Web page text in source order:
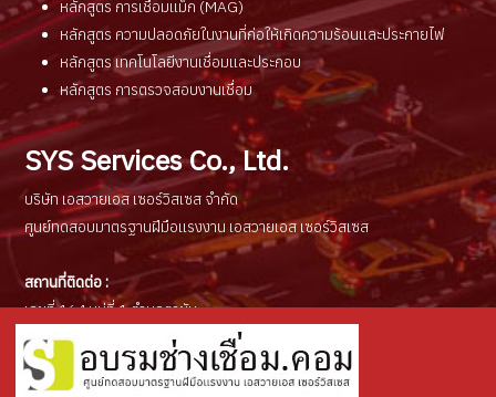
หลักสูตร การเชื่อมแม็ก (MAG)
หลักสูตร ความปลอดภัยในงานที่ก่อให้เกิดความร้อนและประกายไฟ
หลักสูตร เทคโนโลยีงานเชื่อมและประกอบ
หลักสูตร การตรวจสอบงานเชื่อม
SYS Services Co., Ltd.
บริษัท เอสวายเอส เซอร์วิสเซส จำกัด
ศูนย์ทดสอบมาตรฐานฝีมือแรงงาน เอสวายเอส เซอร์วิสเซส
สถานที่ติดต่อ :
เลขที่ 164 หมู่ที่ 1 ตำบลตาขัน
อำเภอบ้านค่าย จังหวัดระยอง 21120
ช่องทางการติดต่อ :